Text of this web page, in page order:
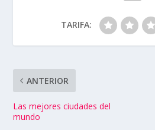
TARIFA:
ANTERIOR
Las mejores ciudades del
mundo